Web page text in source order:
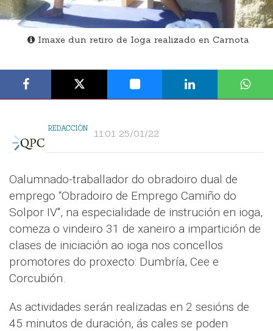
Imaxe dun retiro de Ioga realizado en Carnota
REDACCIÓN 11:01 25/01/22
Oalumnado-traballador do obradoiro dual de
emprego “Obradoiro de Emprego Camiño do
Solpor IV", na especialidade de instrución en ioga,
comeza o vindeiro 31 de xaneiro a impartición de
clases de iniciación ao ioga nos concellos
promotores do proxecto: Dumbría, Cee e
Corcubión.
As actividades serán realizadas en 2 sesións de
45 minutos de duración, ás cales se poden